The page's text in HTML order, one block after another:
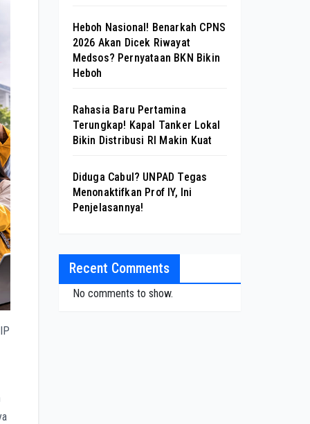
Heboh Nasional! Benarkah CPNS
2026 Akan Dicek Riwayat
Medsos? Pernyataan BKN Bikin
Heboh
Rahasia Baru Pertamina
Terungkap! Kapal Tanker Lokal
Bikin Distribusi RI Makin Kuat
Diduga Cabul? UNPAD Tegas
Menonaktifkan Prof IY, Ini
Penjelasannya!
Recent Comments
No comments to show.